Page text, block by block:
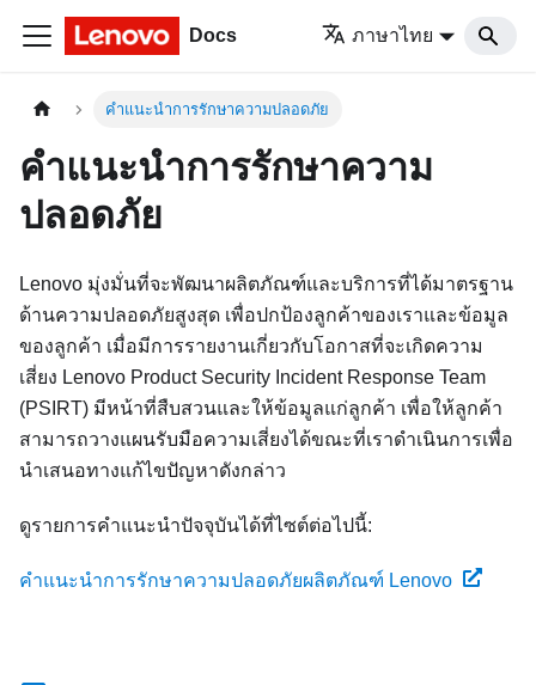
Docs ภาษาไทย
คำแนะนำการรักษาความปลอดภัย
คำแนะนำการรักษาความ
ปลอดภัย
Lenovo มุ่งมั่นที่จะพัฒนาผลิตภัณฑ์และบริการที่ได้มาตรฐาน
ด้านความปลอดภัยสูงสุด เพื่อปกป้องลูกค้าของเราและข้อมูล
ของลูกค้า เมื่อมีการรายงานเกี่ยวกับโอกาสที่จะเกิดความ
เสี่ยง Lenovo Product Security Incident Response Team
(PSIRT) มีหน้าที่สืบสวนและให้ข้อมูลแก่ลูกค้า เพื่อให้ลูกค้า
สามารถวางแผนรับมือความเสี่ยงได้ขณะที่เราดำเนินการเพื่อ
นำเสนอทางแก้ไขปัญหาดังกล่าว
ดูรายการคำแนะนำปัจจุบันได้ที่ไซต์ต่อไปนี้:
คำแนะนำการรักษาความปลอดภัยผลิตภัณฑ์ Lenovo